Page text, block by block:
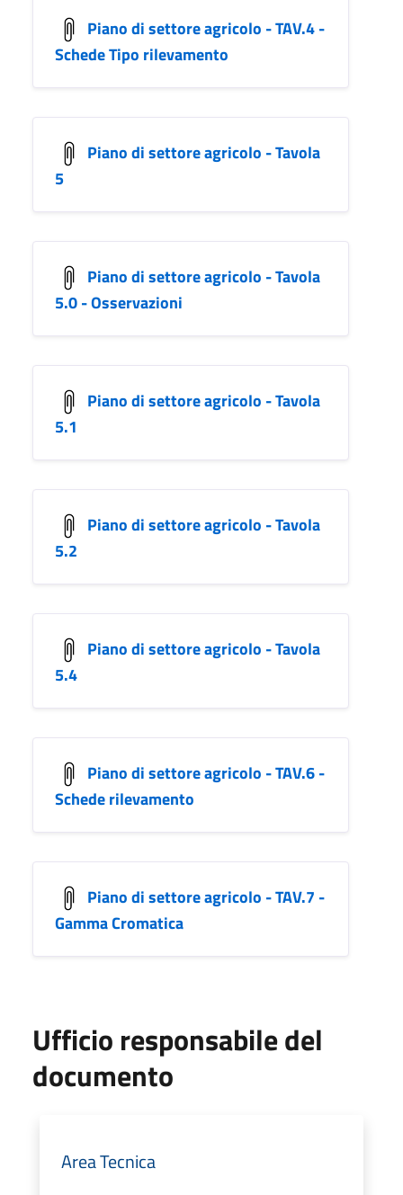
Piano di settore agricolo - TAV.4 -
Schede Tipo rilevamento
Piano di settore agricolo - Tavola
5
Piano di settore agricolo - Tavola
5.0 - Osservazioni
Piano di settore agricolo - Tavola
5.1
Piano di settore agricolo - Tavola
5.2
Piano di settore agricolo - Tavola
5.4
Piano di settore agricolo - TAV.6 -
Schede rilevamento
Piano di settore agricolo - TAV.7 -
Gamma Cromatica
Ufficio responsabile del
documento
Area Tecnica